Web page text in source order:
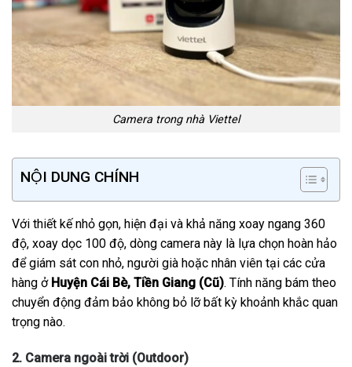
Camera trong nhà Viettel
NỘI DUNG CHÍNH
Với thiết kế nhỏ gọn, hiện đại và khả năng xoay ngang 360
độ, xoay dọc 100 độ, dòng camera này là lựa chọn hoàn hảo
để giám sát con nhỏ, người già hoặc nhân viên tại các cửa
hàng ở Huyện Cái Bè, Tiền Giang (Cũ). Tính năng bám theo
chuyển động đảm bảo không bỏ lỡ bất kỳ khoảnh khắc quan
trọng nào.
2. Camera ngoài trời (Outdoor)